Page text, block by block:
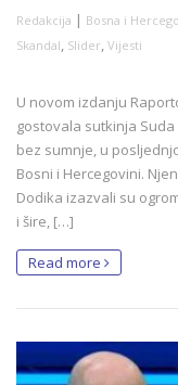
Redakcija | Bosna i
Skandal Slider Vijesti
U novom izdanju
gostovala sutkinja
bez sumnje, u
Bosni i Hercegovini.
Dodika izazvali su
i šire, […]
Read more